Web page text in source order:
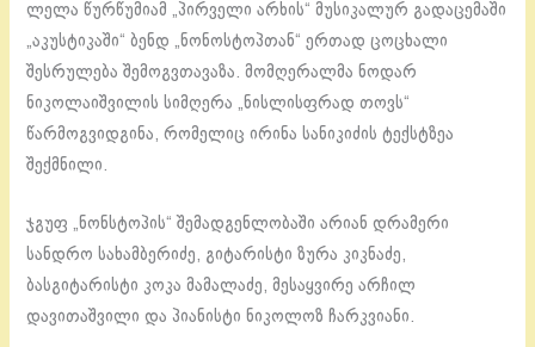
ლელა წურწუმიამ „პირველი არხის“ მუსიკალურ გადაცემაში
„აკუსტიკაში“ ბენდ „ნონოსტოპთან“ ერთად ცოცხალი
შესრულება შემოგვთავაზა. მომღერალმა ნოდარ
ნიკოლაიშვილის სიმღერა „ნისლისფრად თოვს“
წარმოგვიდგინა, რომელიც ირინა სანიკიძის ტექსტზეა
შექმნილი.
ჯგუფ „ნონსტოპის“ შემადგენლობაში არიან დრამერი
სანდრო სახამბერიძე, გიტარისტი ზურა კიკნაძე,
ბასგიტარისტი კოკა მამალაძე, მესაყვირე არჩილ
დავითაშვილი და პიანისტი ნიკოლოზ ჩარკვიანი.